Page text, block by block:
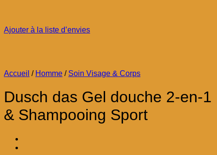
Ajouter à la liste d’envies
Accueil / Homme / Soin Visage & Corps
Dusch das Gel douche 2-en-1
& Shampooing Sport